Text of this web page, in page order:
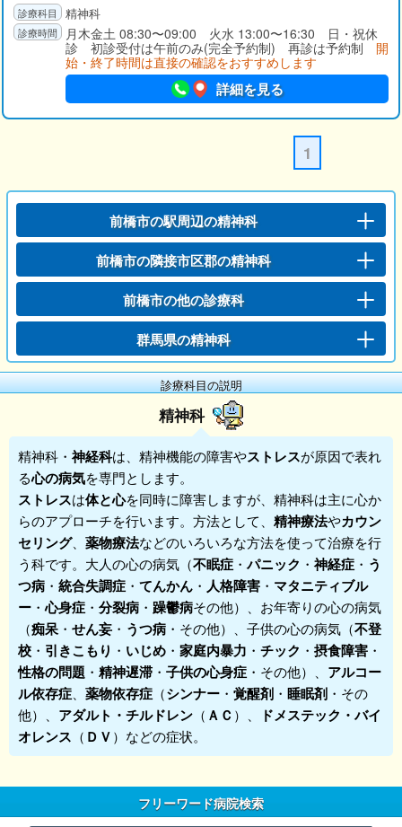
精神科
月木金土 08:30〜09:00 火水 13:00〜16:30 日・祝休
診 初診受付は午前のみ(完全予約制) 再診は予約制 開
始・終了時間は直接の確認をおすすめします
詳細を見る
1
前橋市の駅周辺の精神科
前橋市の隣接市区郡の精神科
前橋市の他の診療科
群馬県の精神科
診療科目の説明
精神科
精神科 ・ 神経科は、精神機能の障害やストレスが原因で表れ
る心の病気を専門とします。
ストレスは体と心を同時に障害しますが、精神科は主に心か
らのアプローチを行います。方法として、 精神療法やカウン
セリング、 薬物療法などのいろいろな方法を使って治療を行
う科です。大人の心の病気（不眠症 ・パニック ・ 神経症 ・ う
つ病 ・ 統合失調症 ・ てんかん ・ 人格障害 ・ マタニティブル
ー ・心身症 ・ 分裂病 ・ 躁鬱病その他）、お年寄りの心の病気
（痴呆 ・ せん妄 ・ うつ病 ・その他）、子供の心の病気（不登
校 ・ 引きこもり ・ いじめ ・ 家庭内暴力 ・ チック ・ 摂食障害 ・
性格の問題 ・ 精神遅滞 ・ 子供の心身症 ・その他）、 アルコー
ル依存症
薬物依存症 （シンナー ・ 覚醒剤 ・ 睡眠剤 ・その
他）、 アダルト・チルドレン （ ＡＣ ）、
ドメステック・バイ
オレンス （ ＤＶ）などの症状。
フリーワード病院検索